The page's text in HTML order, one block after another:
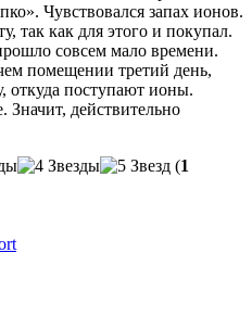
Чувствовался запах ионов.
так как для этого и покупал.
совсем мало времени.
помещении третий день,
откуда поступают ионы.
Значит, действительно
(1